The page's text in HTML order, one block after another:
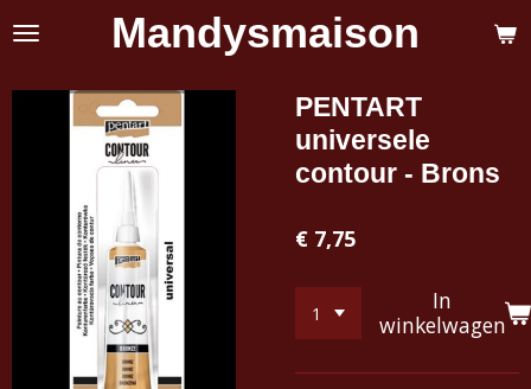
Ga
direct
hoofdinhoud
Mandysmaison
PENTART
universele
contour - Brons
€ 7,75
In
winkelwagen